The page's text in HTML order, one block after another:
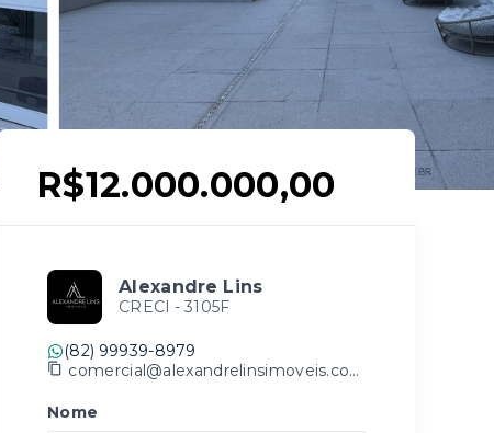
R$12.000.000,00
Alexandre Lins
CRECI - 3105F
(82) 99939-8979
comercial@alexandrelinsimoveis.com.br
Nome